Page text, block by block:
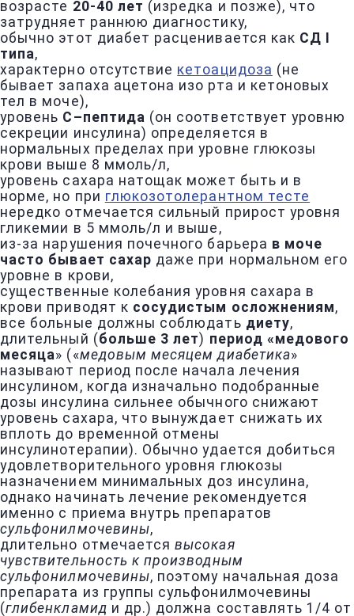
возрасте 20-40 лет (изредка и позже), что
затрудняет раннюю диагностику,
обычно этот диабет расценивается как СД I
типа,
характерно отсутствие кетоацидоза (не
бывает запаха ацетона изо рта и кетоновых
тел в моче),
уровень С–пептида (он соответствует уровню
секреции инсулина) определяется в
нормальных пределах при уровне глюкозы
крови выше 8 ммоль/л,
уровень сахара натощак может быть и в
норме, но при глюкозотолерантном тесте
нередко отмечается сильный прирост уровня
гликемии в 5 ммоль/л и выше,
из-за нарушения почечного барьера в моче
часто бывает сахар даже при нормальном его
уровне в крови,
существенные колебания уровня сахара в
крови приводят к сосудистым осложнениям,
все больные должны соблюдать диету,
длительный (больше 3 лет) период «медового
месяца» («медовым месяцем диабетика»
называют период после начала лечения
инсулином, когда изначально подобранные
дозы инсулина сильнее обычного снижают
уровень сахара, что вынуждает снижать их
вплоть до временной отмены
инсулинотерапии). Обычно удается добиться
удовлетворительного уровня глюкозы
назначением минимальных доз инсулина,
однако начинать лечение рекомендуется
именно с приема внутрь препаратов
сульфонилмочевины,
длительно отмечаетсявысокая
чувствительность к производным
сульфонилмочевины, поэтому начальная доза
препарата из группы сульфонилмочевины
(глибенкламид и др.) должна составлять 1/4 от